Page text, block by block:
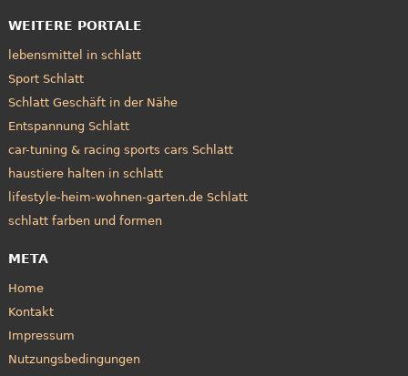
WEITERE PORTALE
lebensmittel in schlatt
Sport Schlatt
Schlatt Geschäft in der Nähe
Entspannung Schlatt
car-tuning & racing sports cars Schlatt
haustiere halten in schlatt
lifestyle-heim-wohnen-garten.de Schlatt
schlatt farben und formen
META
Home
Kontakt
Impressum
Nutzungsbedingungen